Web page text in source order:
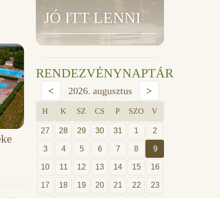
JÓ ITT LENNI
RENDEZVÉNYNAPTÁR
< 2026. augusztus >
H K SZ CS P SZO V
27 28 29 30 31 1 2
3 4 5 6 7 8 9
10 11 12 13 14 15 16
17 18 19 20 21 22 23